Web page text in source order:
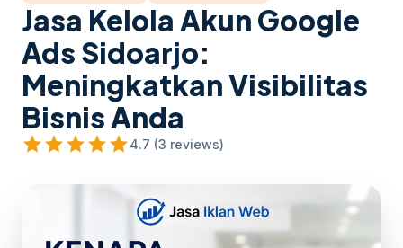
Jasa Kelola Akun Google
Ads Sidoarjo:
Meningkatkan Visibilitas
Bisnis Anda
starstarstarstarstar4.7 (3 reviews)